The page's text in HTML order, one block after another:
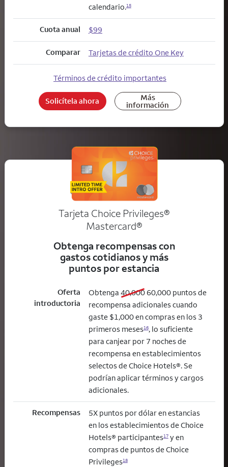
calendario.15
Cuota anual $99
Comparar Tarjetas de crédito One Key
Términos de crédito importantes
Solicítela ahora Más
información
Tarjeta Choice Privileges®
Mastercard®
Obtenga recompensas con
gastos cotidianos y más
puntos por estancia
Oferta
introductoria
Obtenga 40,000old bonus
60,000new bonus
puntos de
recompensa adicionales cuando
gaste $1,000 en compras en los 3
primeros meses16, lo suficiente
para canjear por 7 noches de
recompensa en establecimientos
selectos de Choice Hotels®. Se
podrían aplicar términos y cargos
adicionales.
Recompensas
5X puntos por dólar en estancias
en los establecimientos de Choice
Hotels® participantes17y en
compras de puntos de Choice
Privileges18